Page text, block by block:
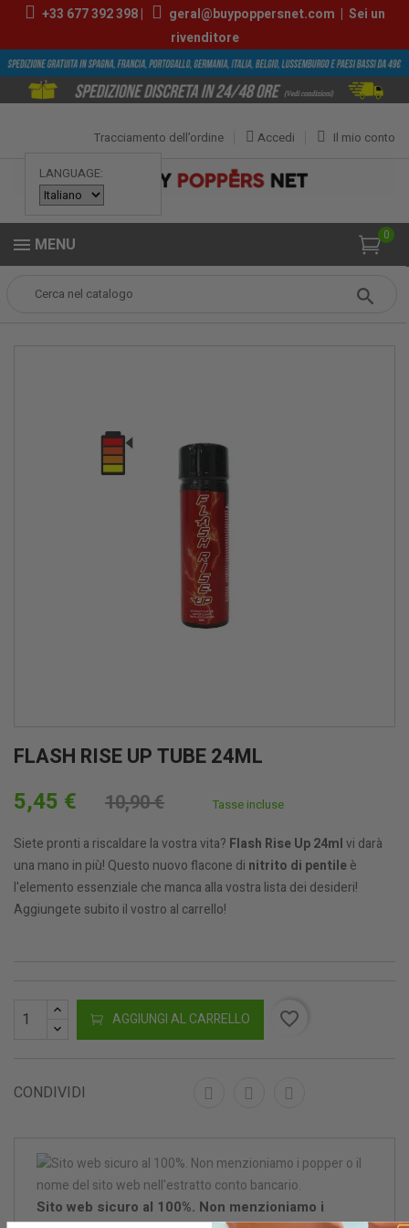
+33 677 392 398| geral@buypoppersnet.com | Sei un
rivenditore
LANGUAGE:
Il mio conto
Accedi
Tracciamento dell’ordine
0
MENU
Flash Rise Up Tube 24ml
FLASH RISE UP TUBE 24ML
5,45 € 10,90 € Tasse incluse
Siete pronti a riscaldare la vostra vita? Flash Rise Up 24mlvi darà
una mano in più! Questo nuovo flacone di nitrito di pentileè
l'elemento essenziale che manca alla vostra lista dei desideri!
Aggiungete subito il vostro al carrello!
AGGIUNGI AL CARRELLO favorite_border
CONDIVIDI
Sito web sicuro al 100%. Non menzioniamo i